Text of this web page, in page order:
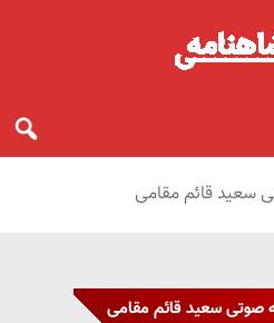
سعید قائم مقامی
صوتی سعید قائم مقامی